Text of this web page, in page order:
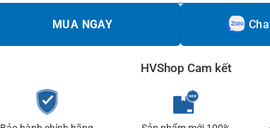
MUA NGAY
HVShop Cam kết